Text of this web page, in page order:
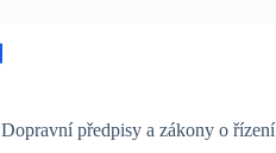
Dopravní předpisy a zákony o řízení